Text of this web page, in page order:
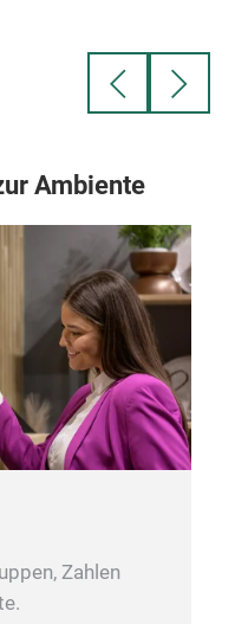
Ambiente
Zahlen